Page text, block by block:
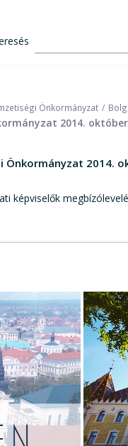
Önkormányzat
2014.
Önkormányzat
képviselők